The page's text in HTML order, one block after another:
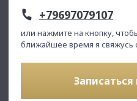
+79697079107
или нажмите на кнопку,
ближайшее время я свяжусь